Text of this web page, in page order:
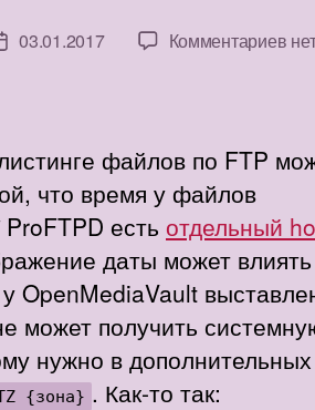
03.01.2017 Комментариевк
файлов по FTP
что время у файлов
есть отдельный
даты может влиять
OpenMediaVault
может получить
нужно в дополнительных
{зона} . Как-то так: